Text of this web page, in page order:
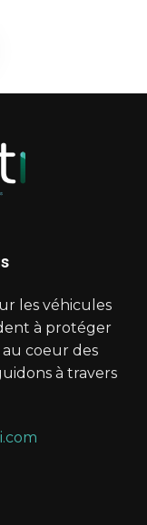
les véhicules
à protéger
coeur des
à travers